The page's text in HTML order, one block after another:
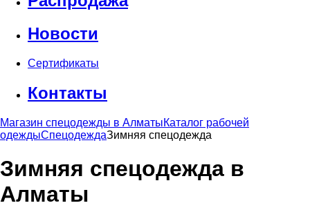
Новости
Сертификаты
Контакты
Магазин спецодежды в АлматыКаталог рабочей
одеждыСпецодеждаЗимняя спецодежда
Зимняя спецодежда в
Алматы